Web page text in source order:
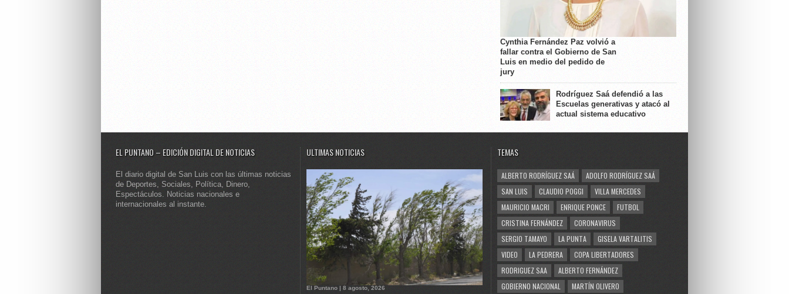
Cynthia Fernández Paz volvió a
fallar contra el Gobierno de San
Luis en medio del pedido de
jury
Rodríguez Saá defendió a las
Escuelas generativas y atacó al
actual sistema educativo
EL PUNTANO – EDICIÓN DIGITAL DE NOTICIAS
El diario digital de San Luis con las últimas noticias
de Deportes, Sociales, Política, Dinero,
Espectáculos. Noticias nacionales e
internacionales al instante.
ULTIMAS NOTICIAS
El Puntano | 8 agosto, 2026
TEMAS
ALBERTO RODRÍGUEZ SAÁ
ADOLFO RODRÍGUEZ SAÁ
SAN LUIS
CLAUDIO POGGI
VILLA MERCEDES
MAURICIO MACRI
ENRIQUE PONCE
FUTBOL
CRISTINA FERNÁNDEZ
CORONAVIRUS
SERGIO TAMAYO
LA PUNTA
GISELA VARTALITIS
VIDEO
LA PEDRERA
COPA LIBERTADORES
RODRIGUEZ SAA
ALBERTO FERNÁNDEZ
GOBIERNO NACIONAL
MARTÍN OLIVERO